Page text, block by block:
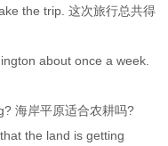
the trip. 这次旅行总共得
about once a week.
海岸平原适合农耕吗?
the land is getting